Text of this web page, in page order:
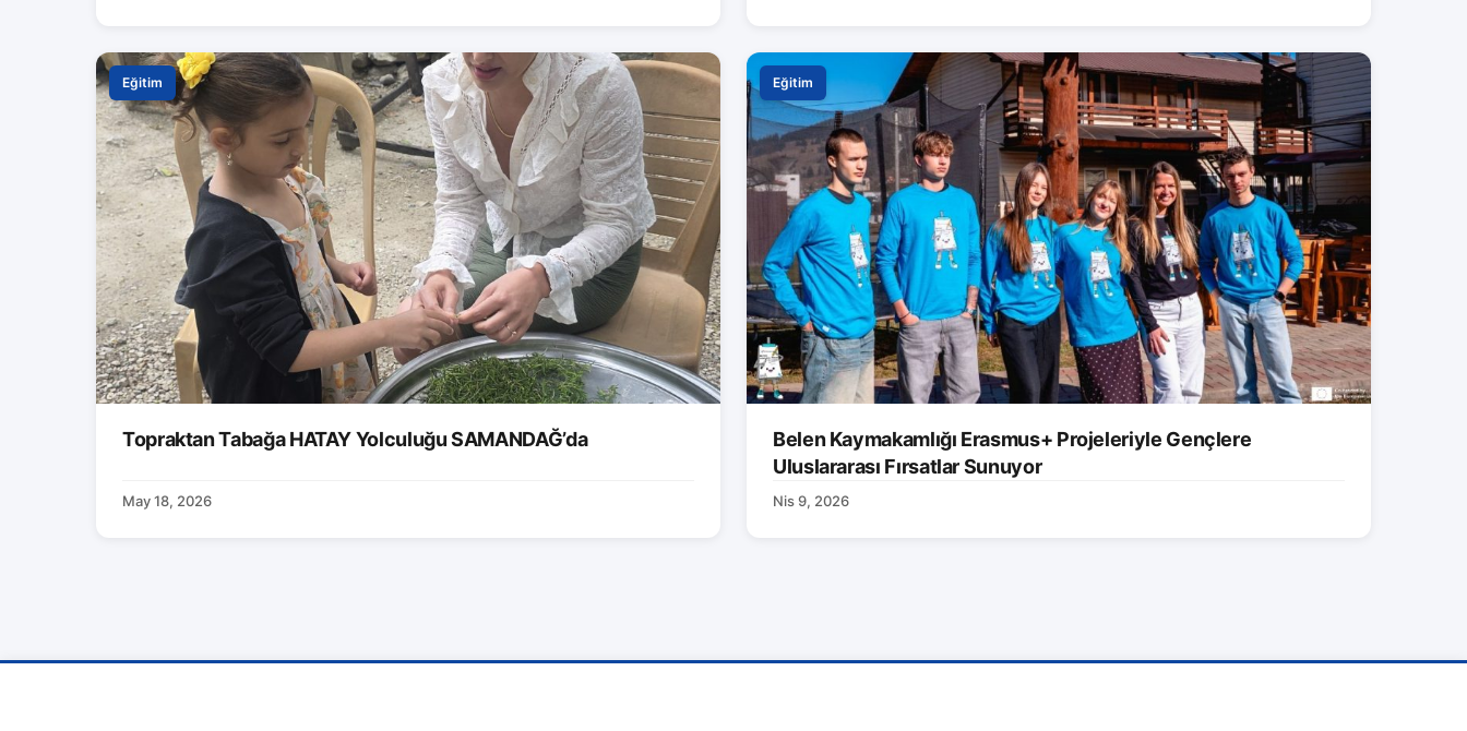
Eğitim
Topraktan Tabağa HATAY Yolculuğu SAMANDAĞ’da
May 18, 2026
Eğitim
Belen Kaymakamlığı Erasmus+ Projeleriyle Gençlere
Uluslararası Fırsatlar Sunuyor
Nis 9, 2026